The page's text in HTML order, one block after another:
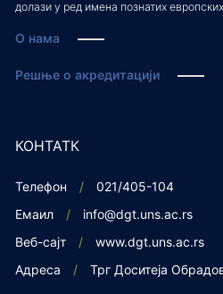
долази у ред имена познатих
О нама
Решње о акредитацији
КОНТАТК
Телефон
021/405-104
Емаил
info@dgt.uns.ac.rs
Веб-сајт
www.dgt.uns.ac.rs
Адреса
Трг Доситеја